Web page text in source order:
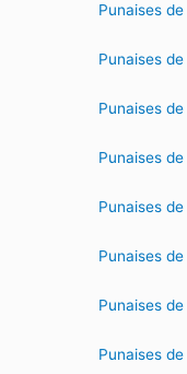
Punaises
Punaises
Punaises
Punaises
Punaises
Punaises
Punaises
Punaises